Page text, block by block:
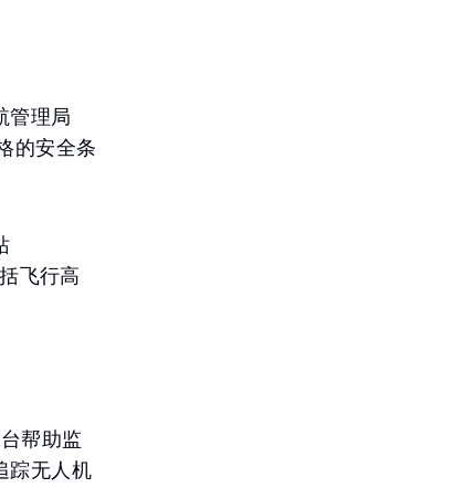
管理局
的安全条
飞行高
帮助监
踪无人机